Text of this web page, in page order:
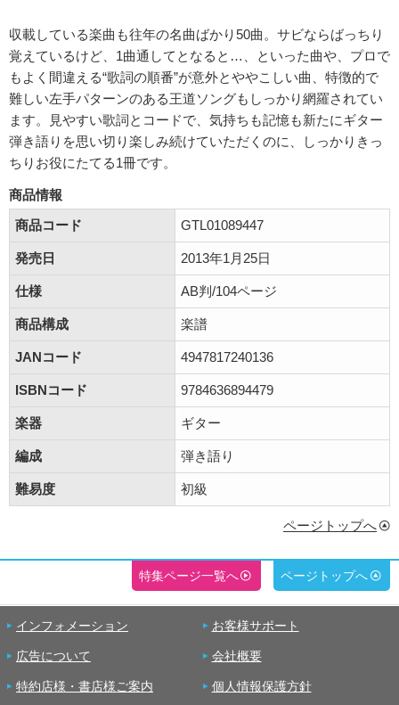
収載している楽曲も往年の名曲ばかり50曲。サビならばっちり
覚えているけど、1曲通してとなると…、といった曲や、プロで
もよく間違える“歌詞の順番”が意外とややこしい曲、特徴的で
難しい左手パターンのある王道ソングもしっかり網羅されてい
ます。見やすい歌詞とコードで、気持ちも記憶も新たにギター
弾き語りを思い切り楽しみ続けていただくのに、しっかりきっ
ちりお役にたてる1冊です。
商品情報
商品コード
GTL01089447
発売日 2013年1月25日
仕様 AB判/104ページ
商品構成 楽譜
JANコード 4947817240136
ISBNコード 9784636894479
楽器 ギター
編成 弾き語り
難易度 初級
ページトップへ
特集ページ一覧へ ページトップへ
インフォメーション お客様サポート
広告について 会社概要
特約店様・書店様ご案内 個人情報保護方針